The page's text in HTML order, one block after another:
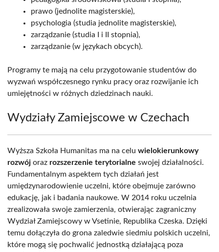
prawo (jednolite magisterskie),
psychologia (studia jednolite magisterskie),
zarządzanie (studia I i II stopnia),
zarządzanie (w językach obcych).
Programy te mają na celu przygotowanie studentów do
wyzwań współczesnego rynku pracy oraz rozwijanie ich
umiejętności w różnych dziedzinach nauki.
Wydziały Zamiejscowe w Czechach
Wyższa Szkoła Humanitas ma na celu wielokierunkowy
rozwój oraz rozszerzenie terytorialne swojej działalności.
Fundamentalnym aspektem tych działań jest
umiędzynarodowienie uczelni, które obejmuje zarówno
edukację, jak i badania naukowe. W 2014 roku uczelnia
zrealizowała swoje zamierzenia, otwierając zagraniczny
Wydział Zamiejscowy w Vsetinie, Republika Czeska. Dzięki
temu dołączyła do grona zaledwie siedmiu polskich uczelni,
które mogą się pochwalić jednostką działającą poza